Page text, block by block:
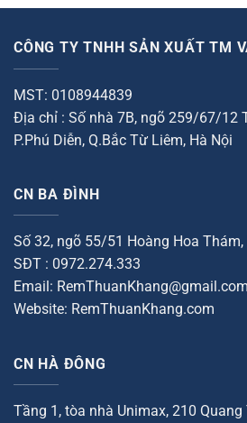
812.000₫.là:
CÔNG TY TNHH SẢN XUẤT TM
MST: 0108944839
Địa chỉ : Số nhà 7B, ngõ 259/67/12
P.Phú Diễn, Q.Bắc Từ Liêm, Hà Nội
CN BA ĐÌNH
Số 32, ngõ 55/51 Hoàng Hoa
SĐT : 0972.274.333
Email: RemThuanKhang@gmail.com
Website: RemThuanKhang.com
CN HÀ ĐÔNG
Tầng 1, tòa nhà Unimax, 210 Quang